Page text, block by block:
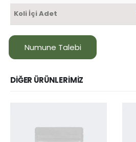
Koli İçi Adet
Numune Talebi
DIĞER ÜRÜNLERIMIZ